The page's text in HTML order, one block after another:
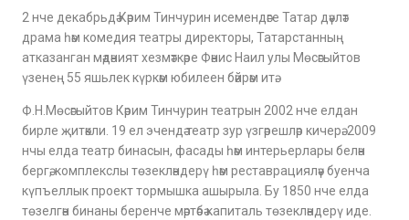
2 нче декабрьдә Кәрим Тинчурин исемендәге Татар дәүләт
драма һәм комедия театры директоры, Татарстанның
атказанган мәдәният хезмәткәре Фәнис Наил улы Мөсәгыйтов
үзенең 55 яшьлек күркәм юбилеен бәйрәм итә.
Ф.Н.Мөсәгыйтов Кәрим Тинчурин театрын 2002 нче елдан
бирле җитәкли. 19 ел эчендә театр зур үзгәрешләр кичерә. 2009
нчы елда театр бинасын, фасады һәм интерьерлары белән
бергә, комплекслы төзекләндерү һәм реставрацияләү буенча
күпъеллык проект тормышка ашырыла. Бу 1850 нче елда
төзелгән бинаны беренче мәртәбә капиталь төзекләндерү иде.